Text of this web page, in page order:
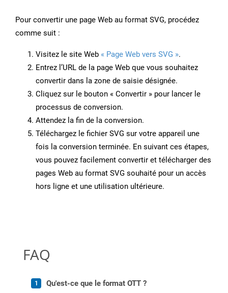
Pour convertir une page Web au format SVG, procédez
comme suit :
Visitez le site Web « Page Web vers SVG ».
Entrez l’URL de la page Web que vous souhaitez
convertir dans la zone de saisie désignée.
Cliquez sur le bouton « Convertir » pour lancer le
processus de conversion.
Attendez la fin de la conversion.
Téléchargez le fichier SVG sur votre appareil une
fois la conversion terminée. En suivant ces étapes,
vous pouvez facilement convertir et télécharger des
pages Web au format SVG souhaité pour un accès
hors ligne et une utilisation ultérieure.
FAQ
Qu'est-ce que le format OTT ?